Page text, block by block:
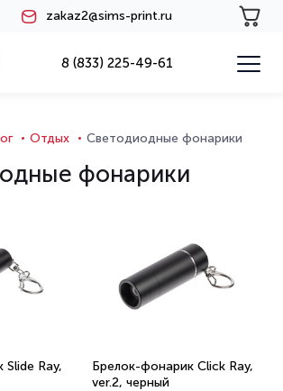
zakaz2@sims-print.ru
8 (833) 225-49-61
Отдых Светодиодные фонарики
фонарики
Ray,
Брелок-фонарик Click Ray,
ver.2, черный